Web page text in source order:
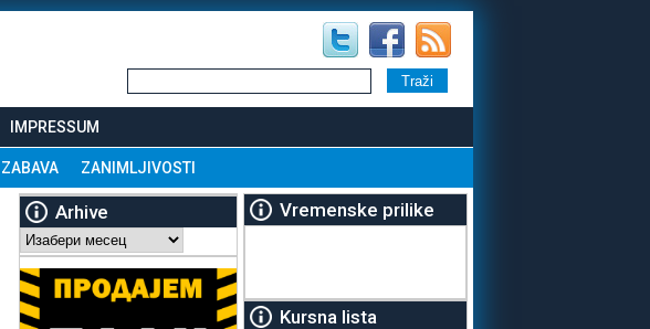
IMPRESSUM
ZABAVA ZANIMLJIVOSTI
Arhive
Arhive
Vremenske prilike
Kursna lista